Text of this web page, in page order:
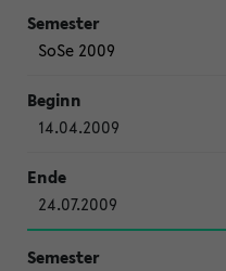
SoSe 2009
14.04.2009
24.07.2009